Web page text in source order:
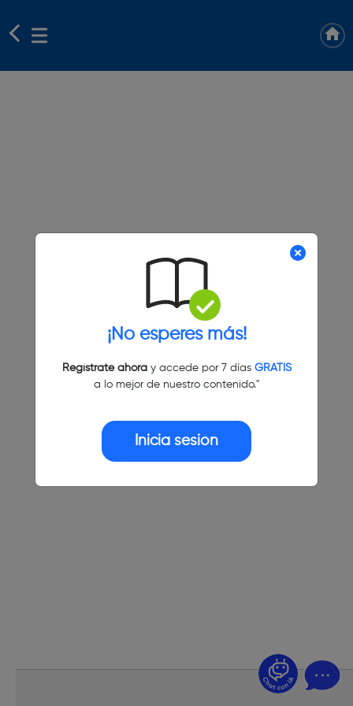
¡No esperes más!
Regístrate ahoray accede por 7 días GRATIS
a lo mejor de nuestro contenido."
Inicia sesión